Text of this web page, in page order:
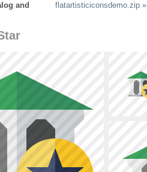
and
flatartisticiconsdemo.zip »